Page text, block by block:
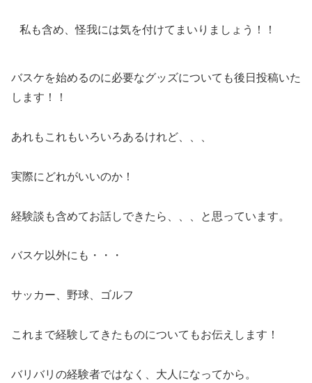
私も含め、怪我には気を付けてまいりましょう！！
バスケを始めるのに必要なグッズについても後日投稿いた
します！！
あれもこれもいろいろあるけれど、、、
実際にどれがいいのか！
経験談も含めてお話しできたら、、、と思っています。
バスケ以外にも・・・
サッカー、野球、ゴルフ
これまで経験してきたものについてもお伝えします！
バリバリの経験者ではなく、大人になってから。